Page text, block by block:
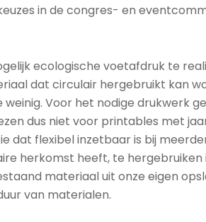
in de congres- en
ecologische voetafdruk te
dat circulair hergebruikt kan
Voor het nodige drukwerk
dus niet voor printables met
flexibel inzetbaar is bij
herkomst heeft, te
materiaal uit onze eigen
van materialen.